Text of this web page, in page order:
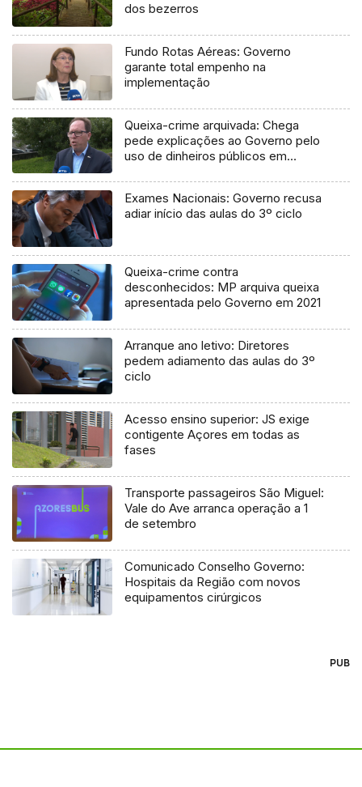
dos bezerros
Fundo Rotas Aéreas: Governo
garante total empenho na
implementação
Queixa-crime arquivada: Chega
pede explicações ao Governo pelo
uso de dinheiros públicos em
Exames Nacionais: Governo recusa
adiar início das aulas do 3º ciclo
Queixa-crime contra
desconhecidos: MP arquiva queixa
apresentada pelo Governo em 2021
Arranque ano letivo: Diretores
pedem adiamento das aulas do 3º
ciclo
Acesso ensino superior: JS exige
contigente Açores em todas as
fases
Transporte passageiros São Miguel:
Vale do Ave arranca operação a 1
de setembro
Comunicado Conselho Governo:
Hospitais da Região com novos
equipamentos cirúrgicos
PUB